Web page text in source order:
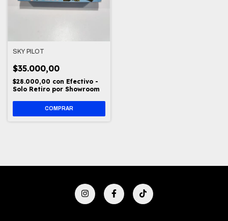
SKY PILOT
$35.000,00
$28.000,00 con Efectivo -
Solo Retiro por Showroom